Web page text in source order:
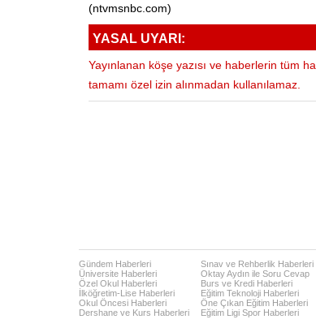
(ntvmsnbc.com)
YASAL UYARI:
Yayınlanan köşe yazısı ve haberlerin tüm
tamamı özel izin alınmadan kullanılamaz.
Gündem Haberleri
Üniversite Haberleri
Özel Okul Haberleri
İlköğretim-Lise Haberleri
Okul Öncesi Haberleri
Dershane ve Kurs Haberleri
Sınav ve Rehberlik Haberleri
Oktay Aydın ile Soru Cevap
Burs ve Kredi Haberleri
Eğitim Teknoloji Haberleri
Öne Çıkan Eğitim Haberleri
Eğitim Ligi Spor Haberleri